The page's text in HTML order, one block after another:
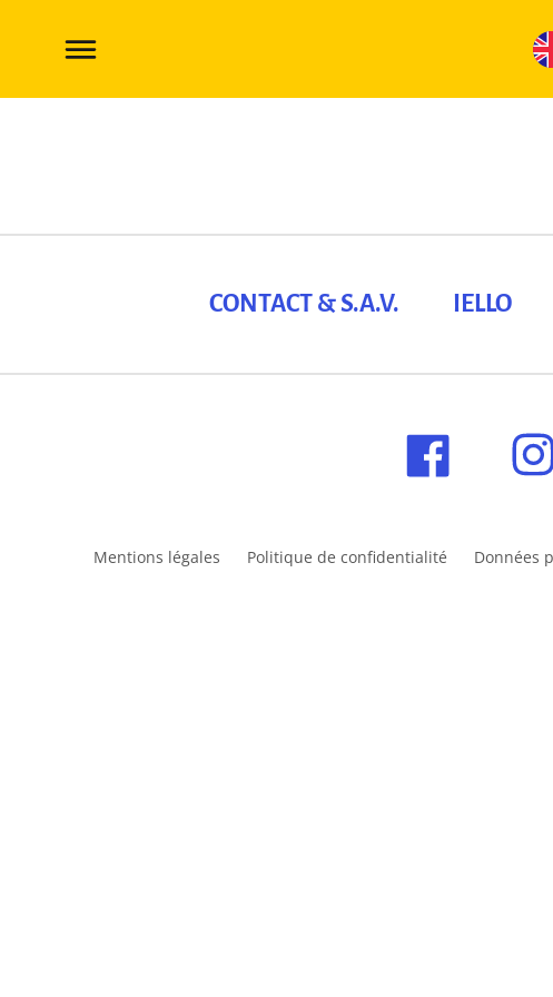
CONTACT & S.A.V. IELLO
Mentions légales Politique de confidentialité Données